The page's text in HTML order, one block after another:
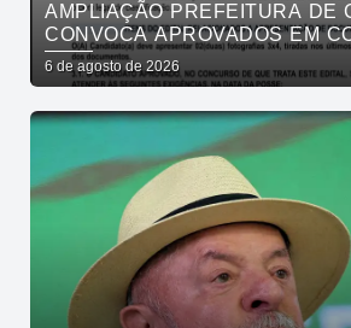
AMPLIAÇÃO PREFEITURA DE
CONVOCA APROVADOS EM
PÚBLICO DA SAÚDE PARA
DE DOCUMENTOS
6 de agosto de 2026